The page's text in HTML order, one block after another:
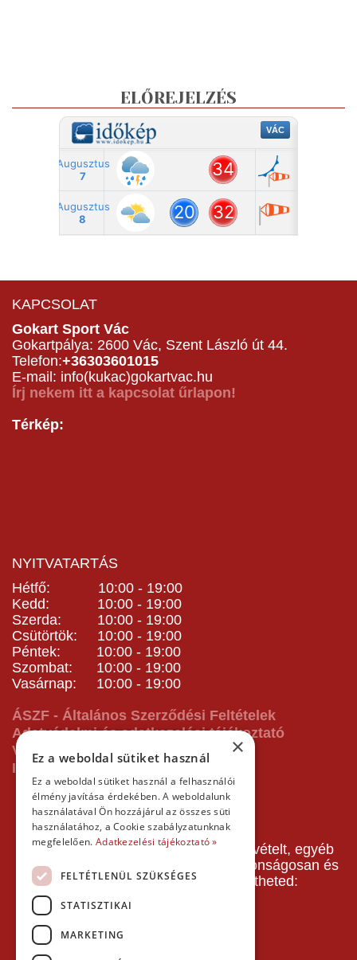
ELŐREJELZÉS
KAPCSOLAT
Gokart Sport Vác
Gokartpálya: 2600 Vác, Szent László út 44.
Telefon:+36303601015
E-mail: info(kukac)gokartvac.hu
Írj nekem itt a kapcsolat űrlapon!
Térkép:
NYITVATARTÁS
Hétfő: 10:00 - 19:00
Kedd: 10:00 - 19:00
Szerda: 10:00 - 19:00
Csütörtök: 10:00 - 19:00
Péntek: 10:00 - 19:00
Szombat: 10:00 - 19:00
Vasárnap: 10:00 - 19:00
ÁSZF - Általános Szerződési Feltételek
Adatvédelmi és adatkezelési tájékoztató
Vásárlás előtti tájékoztató
Impresszum
A pályafoglalást, gokartverseny részvételt, egyéb
termékeinket, szolgáltatásainkat biztonságosan és
gyorsan bankkártyával is kifizetheted:
×
Ez a weboldal sütiket használ
Ez a weboldal sütiket használ a felhasználói
élmény javítása érdekében. A weboldalunk
használatával Ön hozzájárul az összes süti
használatához, a Cookie szabályzatunknak
megfelelően. Adatkezelési tájékoztató »
FELTÉTLENÜL SZÜKSÉGES
STATISZTIKAI
MARKETING